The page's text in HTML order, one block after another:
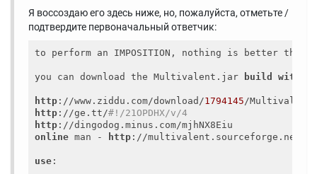
Я воссоздаю его здесь ниже, но, пожалуйста, отметьте /
подтвердите первоначальный ответчик:
to perform an IMPOSITION, nothing is better
you can download the Multivalent.jar build with
http ://www.ziddu.com/download/1794145
http ://ge.tt/#!/21OPDHX/v/4
http
online man - http ://multivalent.sourceforge.net/
use :